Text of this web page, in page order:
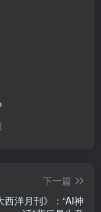
下一篇
西洋月刊》：“AI神